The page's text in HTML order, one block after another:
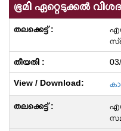
ഭൂമി ഏറ്റെടുക്കൽ